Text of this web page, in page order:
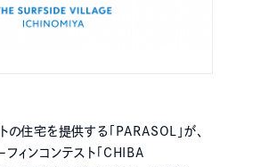
の住宅を提供する「PARASOL」が、
ィンコンテスト「CHIBA